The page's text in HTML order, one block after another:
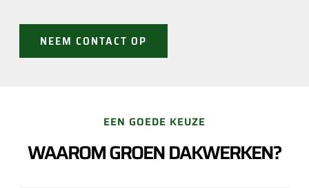
NEEM CONTACT OP
EEN GOEDE KEUZE
WAAROM GROEN DAKWERKEN?